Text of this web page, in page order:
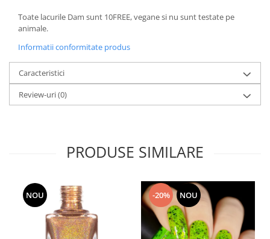
Toate lacurile Dam sunt 10FREE, vegane si nu sunt testate pe
animale.
Informatii conformitate produs
Caracteristici
Review-uri(0)
PRODUSE SIMILARE
NOU -20% NOU